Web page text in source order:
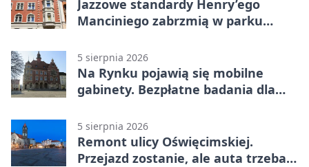
Jazzowe standardy Henry’ego
Manciniego zabrzmią w parku
5 sierpnia 2026
Na Rynku pojawią się mobilne
gabinety. Bezpłatne badania dla
5 sierpnia 2026
Remont ulicy Oświęcimskiej.
Przejazd zostanie, ale auta trzeba